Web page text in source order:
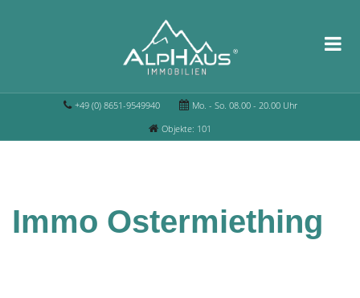
+49 (0) 8651-9549940
Mo. - So. 08.00 - 20.00 Uhr
Objekte: 101
Immo Ostermiething